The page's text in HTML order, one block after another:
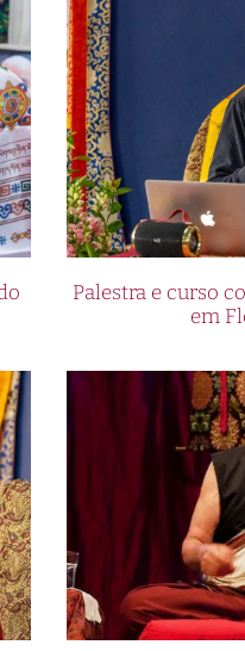
jogos de cassino, a
futebol até
as melhores odds e
oferece uma seleção
mais. Com gráficos
se estivesse em
renomada
para o Brasil.
de cassino, a Cbet
e emocionante. Seja
busca de
para uma
explorar as diversas
hoje mesmo!
Palestra e curso
em